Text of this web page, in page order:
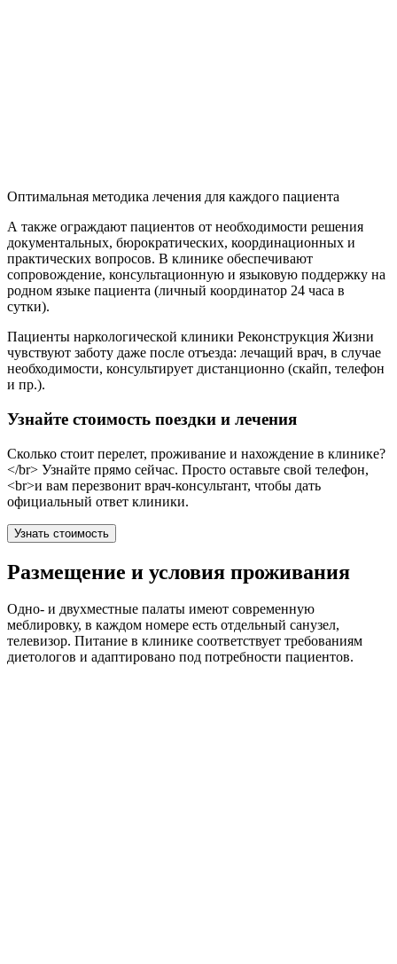
Оптимальная методика лечения для каждого пациента
А также ограждают пациентов от необходимости решения
документальных, бюрократических, координационных и
практических вопросов. В клинике обеспечивают
сопровождение, консультационную и языковую поддержку на
родном языке пациента (личный координатор 24 часа в
сутки).
Пациенты наркологической клиники Реконструкция Жизни
чувствуют заботу даже после отъезда: лечащий врач, в случае
необходимости, консультирует дистанционно (скайп, телефон
и пр.).
Узнайте стоимость поездки и лечения
Сколько стоит перелет, проживание и нахождение в клинике?
</br> Узнайте прямо сейчас. Просто оставьте свой телефон,
<br>и вам перезвонит врач-консультант, чтобы дать
официальный ответ клиники.
Узнать стоимость
Размещение и условия проживания
Одно- и двухместные палаты имеют современную
меблировку, в каждом номере есть отдельный санузел,
телевизор. Питание в клинике соответствует требованиям
диетологов и адаптировано под потребности пациентов.